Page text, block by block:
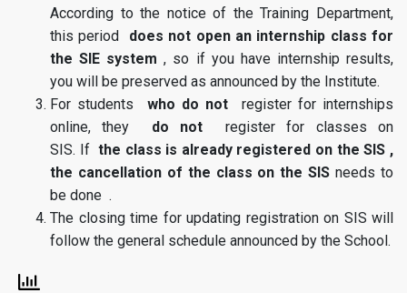
According to the notice of the Training Department,
this period does not open an internship class for
the SIE system , so if you have internship results,
you will be preserved as announced by the Institute.
For students
who do not register for internships
online, they do not
register for classes on
SIS. If the class is already registered on the SIS ,
the cancellation of the class on the SIS needs to
be done .
The closing time for updating registration on SIS will
follow the general schedule announced by the School.